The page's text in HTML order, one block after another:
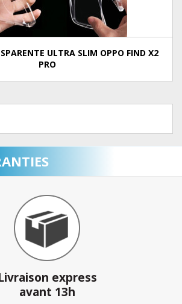
ULTRA SLIM OPPO FIND X2
PRO
express
avant 13h